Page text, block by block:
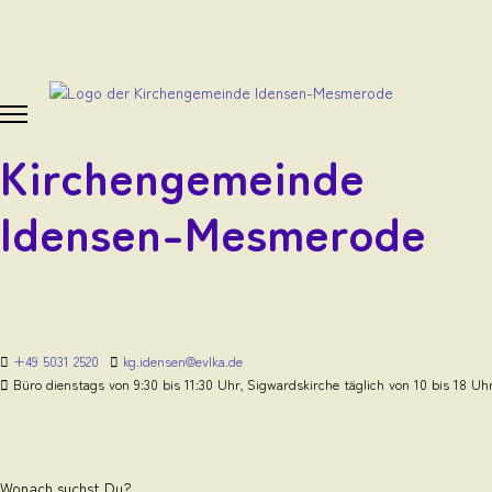
Kirchengemeinde
Idensen-Mesmerode
+49 5031 2520
kg.idensen@evlka.de
Büro dienstags von 9:30 bis 11:30 Uhr, Sigwardskirche täglich von 10 bis 18
Wonach suchst Du?